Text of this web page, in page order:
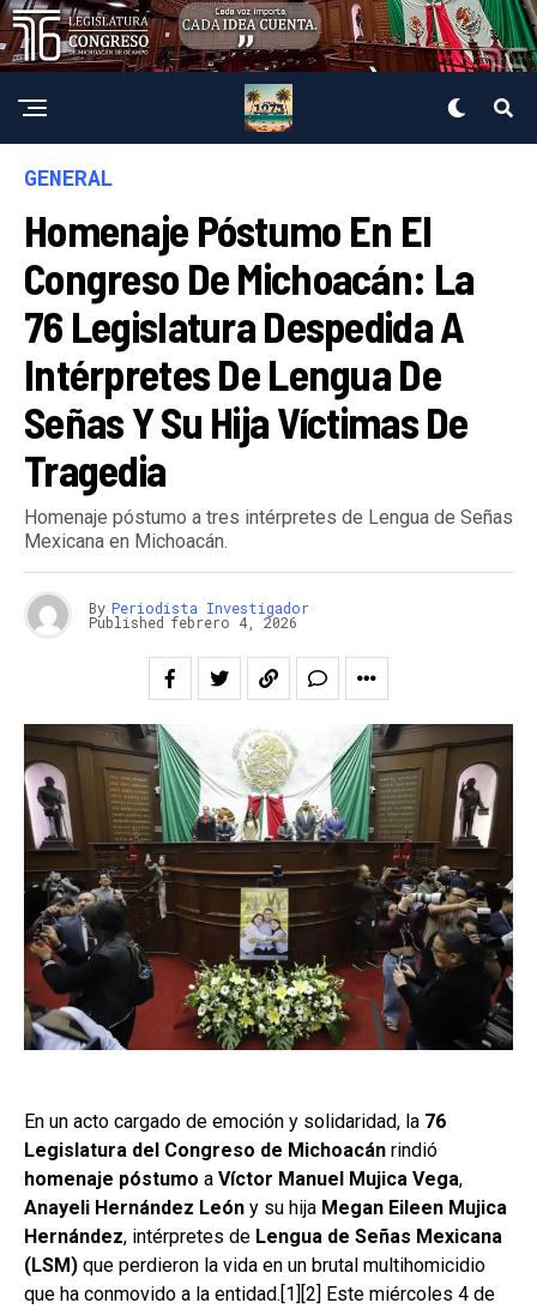
GENERAL
Homenaje Póstumo En El
Congreso De Michoacán: La
76 Legislatura Despedida A
Intérpretes De Lengua De
Señas Y Su Hija Víctimas De
Tragedia
Homenaje póstumo a tres intérpretes de Lengua de Señas
Mexicana en Michoacán.
By Periodista Investigador
Published febrero 4, 2026
En un acto cargado de emoción y solidaridad, la 76
Legislatura del Congreso de Michoacán rindió
homenaje póstumo a Víctor Manuel Mujica Vega,
Anayeli Hernández León y su hija Megan Eileen Mujica
Hernández, intérpretes de Lengua de Señas Mexicana
(LSM) que perdieron la vida en un brutal multihomicidio
que ha conmovido a la entidad.[1][2] Este miércoles 4 de